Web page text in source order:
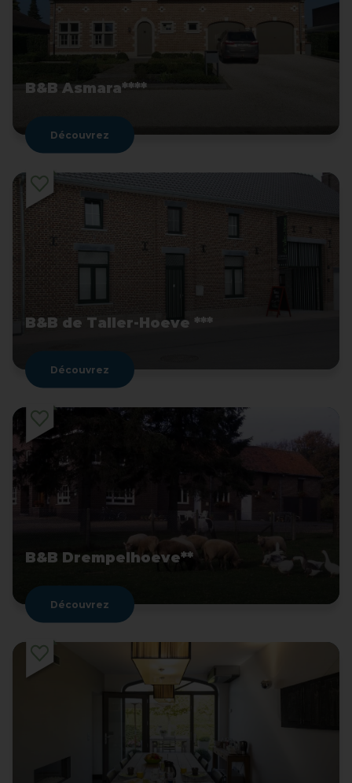
B&B Asmara****
Découvrez
B&B de Taller-Hoeve ***
Découvrez
B&B Drempelhoeve**
Découvrez